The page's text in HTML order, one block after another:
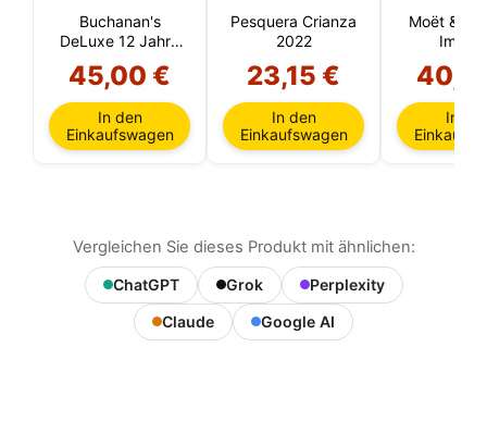
Buchanan's
DeLuxe 12 Jahre
45,00 €
In den
Einkaufswagen
Pesquera Crianza
2022
23,15 €
In den
Einkaufswagen
Moët &
In
Vergleichen Sie dieses Produkt mit ähnlichen:
ChatGPT Grok
Perplexity
Claude
Google AI